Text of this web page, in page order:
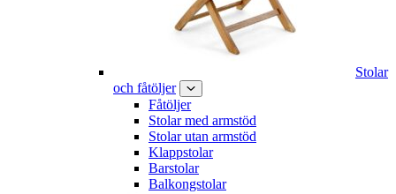
Stolar
och fåtöljer
Fåtöljer
Stolar med armstöd
Stolar utan armstöd
Klappstolar
Barstolar
Balkongstolar